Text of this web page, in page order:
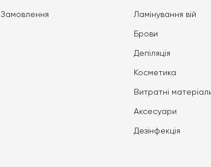
Замовлення Ламінування вій
Брови
Депіляція
Косметика
Витратні
Аксесуари
Дезінфекція